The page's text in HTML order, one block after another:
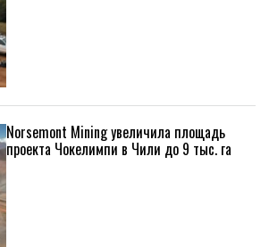
Norsemont Mining увеличила площадь
проекта Чокелимпи в Чили до 9 тыс. га